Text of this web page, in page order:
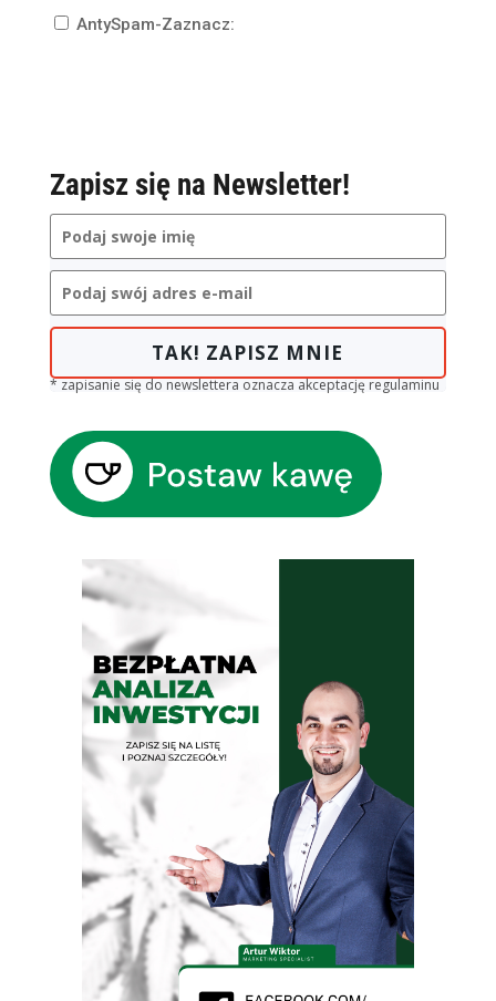
AntySpam-Zaznacz:
Zapisz się na Newsletter!
TAK! ZAPISZ MNIE
* zapisanie się do newslettera oznacza akceptację regulaminu